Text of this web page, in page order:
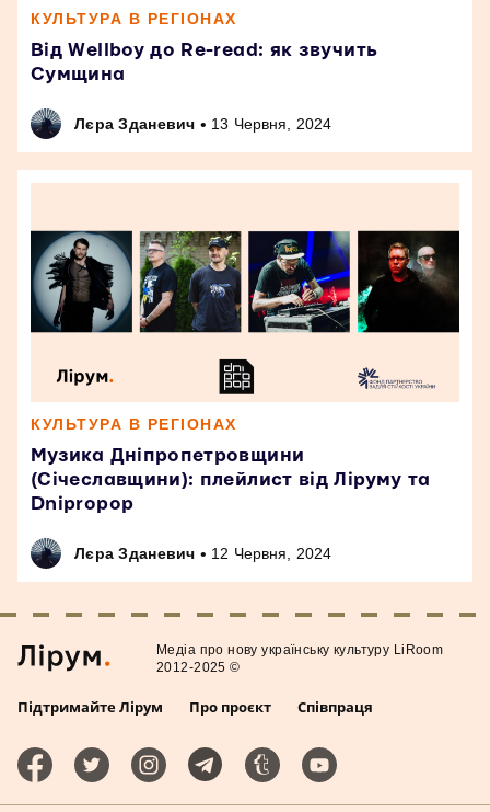
КУЛЬТУРА В РЕГІОНАХ
Від Wellboy до Re-read: як звучить
Сумщина
Лєра Зданевич • 13 Червня, 2024
КУЛЬТУРА В РЕГІОНАХ
Музика Дніпропетровщини
(Січеславщини): плейлист від Ліруму та
Dnipropop
Лєра Зданевич • 12 Червня, 2024
Підтримайте Лірум Про проєкт Співпраця
Медiа про нову українську культуру LiRoom
2012-2025 ©